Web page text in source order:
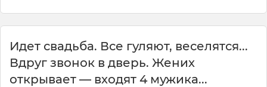
Идет свадьба. Все гуляют, веселятся...
Вдруг звонок в дверь. Жених
открывает — входят 4 мужика...